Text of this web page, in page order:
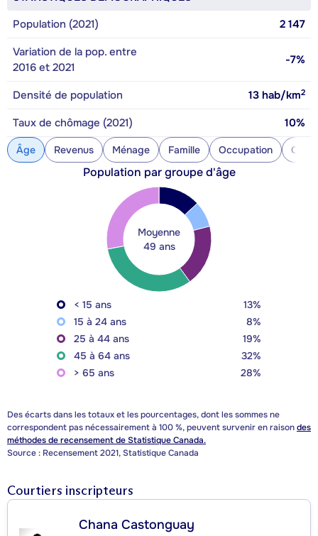
Population (2021)
2 147
Variation de la pop. entre
2016 et 2021
-7%
Densité de population 13 hab/km2
Taux de chômage (2021) 10%
Âge Revenus Ménage Famille Occupation
Population par groupe d'âge
Moyenne
49 ans
< 15 ans
13%
15 à 24 ans
8%
25 à 44 ans
19%
45 à 64 ans
32%
> 65 ans
28%
Des écarts dans les totaux et les pourcentages, dont les sommes ne
correspondent pas nécessairement à 100 %, peuvent survenir en raisondes
méthodes de recensement de Statistique Canada.
Source : Recensement 2021, Statistique Canada
Courtiers inscripteurs
Chana Castonguay